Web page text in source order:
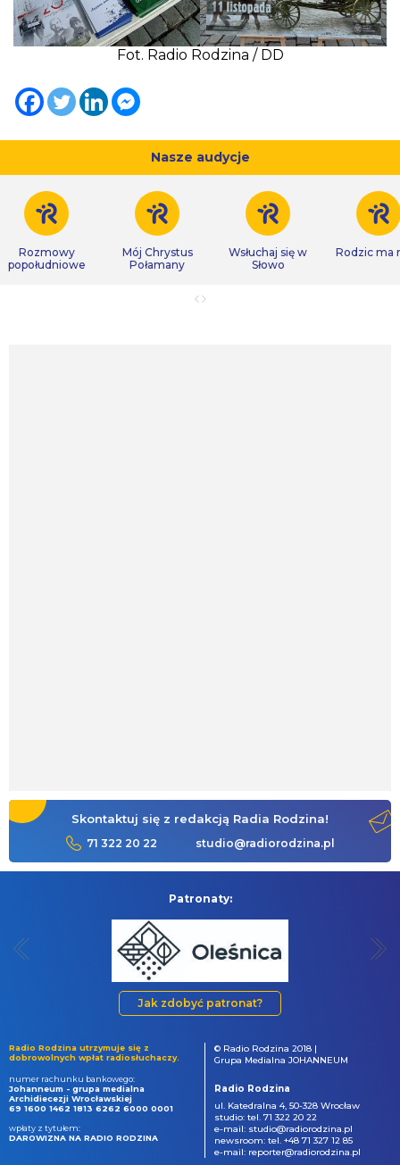
Fot. Radio Rodzina / DD
Nasze audycje
Rozmowy
popołudniowe
Mój Chrystus
Połamany
Wsłuchaj się w
Słowo
Rodzic ma
Skontaktuj się z redakcją Radia Rodzina!
71 322 20 22 studio@radiorodzina.pl
Patronaty:
Jak zdobyć patronat?
Radio Rodzina utrzymuje się z
dobrowolnych wpłat radiosłuchaczy.
numer rachunku bankowego:
Johanneum - grupa medialna
Archidiecezji Wrocławskiej
69 1600 1462 1813 6262 6000 0001
wpłaty z tytułem:
DAROWIZNA NA RADIO RODZINA
© Radio Rodzina 2018 |
Grupa Medialna JOHANNEUM
Radio Rodzina
ul. Katedralna 4, 50-328 Wrocław
studio: tel. 71 322 20 22
e-mail: studio@radiorodzina.pl
newsroom: tel. +48 71 327 12 85
e-mail: reporter@radiorodzina.pl